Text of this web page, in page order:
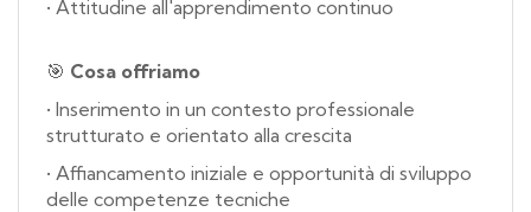
• Attitudine all'apprendimento continuo
🎯 Cosa offriamo
• Inserimento in un contesto professionale
strutturato e orientato alla crescita
• Affiancamento iniziale e opportunità di sviluppo
delle competenze tecniche